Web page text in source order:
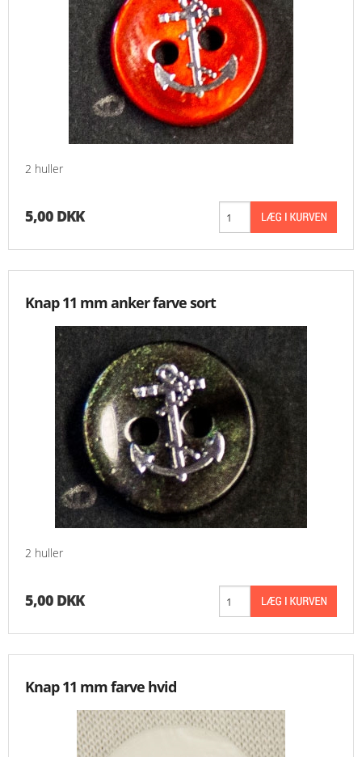
2 huller
5,00 DKK
Knap 11 mm anker farve sort
2 huller
5,00 DKK
Knap 11 mm farve hvid